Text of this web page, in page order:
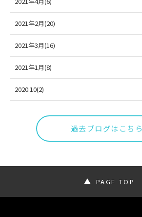
2021年2月(20)
2021年3月(16)
2021年1月(8)
2020.10(2)
過去ブログはこちら
PAGE TOP